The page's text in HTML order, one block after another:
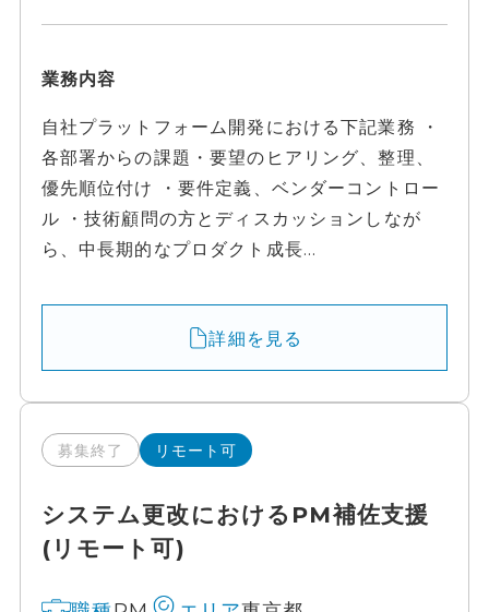
業務内容
自社プラットフォーム開発における下記業務 ・
各部署からの課題・要望のヒアリング、整理、
優先順位付け ・要件定義、ベンダーコントロー
ル ・技術顧問の方とディスカッションしなが
ら、中長期的なプロダクト成長...
詳細を見る
募集終了 リモート可
システム更改におけるPM補佐支援
(リモート可)